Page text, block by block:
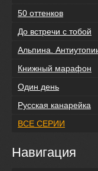
50 оттенков
До встречи с тобой
Альпина.
Книжный марафон
Один день
Русская канарейка
ВСЕ СЕРИИ
Навигация